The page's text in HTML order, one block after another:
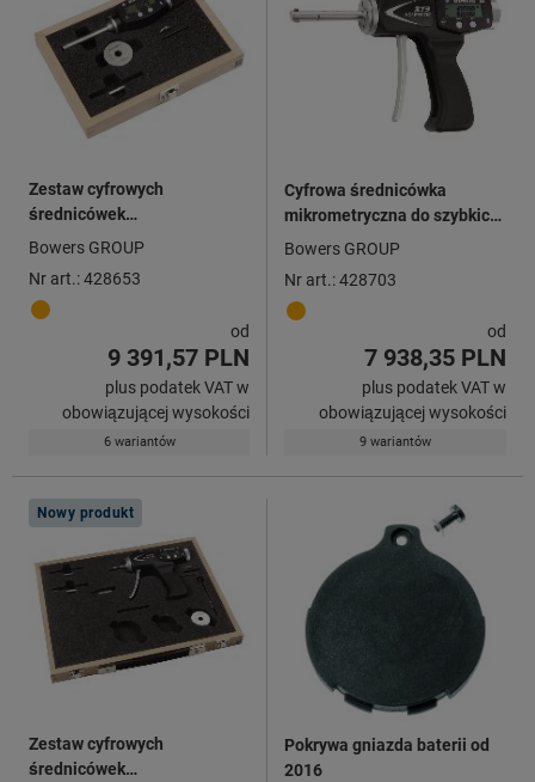
Zestaw cyfrowych
średnicówek
mikrometrycznych XT HCT
Bowers GROUP
Nr art.: 428653
od
9 391,57 PLN
plus podatek VAT w
obowiązującej wysokości
6 wariantów
Cyfrowa średnicówka
mikrometryczna do szybkich
pomiarów XT Holematic HCT
Bowers GROUP
Nr art.: 428703
od
7 938,35 PLN
plus podatek VAT w
obowiązującej wysokości
9 wariantów
Nowy produkt
Zestaw cyfrowych
średnicówek
Pokrywa gniazda baterii od
2016